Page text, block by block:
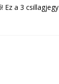
Ez a 3 csillagjegy